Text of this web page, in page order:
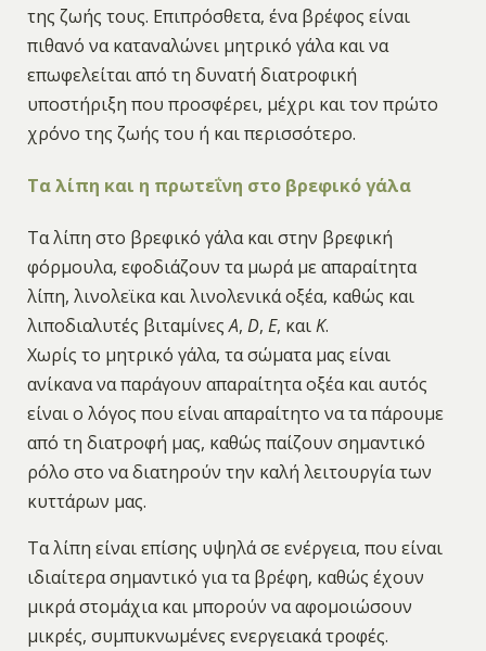
της ζωής τους. Επιπρόσθετα, ένα βρέφος είναι
πιθανό να καταναλώνει μητρικό γάλα και να
επωφελείται από τη δυνατή διατροφική
υποστήριξη που προσφέρει, μέχρι και τον πρώτο
χρόνο της ζωής του ή και περισσότερο.
Τα λίπη και η πρωτεΐνη στο βρεφικό γάλα
Τα λίπη στο βρεφικό γάλα και στην βρεφική
φόρμουλα, εφοδιάζουν τα μωρά με απαραίτητα
λίπη, λινολεϊκα και λινολενικά οξέα, καθώς και
λιποδιαλυτές βιταμίνεςΑ, D, E, καιΚ.
Χωρίς το μητρικό γάλα, τα σώματα μας είναι
ανίκανα να παράγουν απαραίτητα οξέα και αυτός
είναι ο λόγος που είναι απαραίτητο να τα πάρουμε
από τη διατροφή μας, καθώς παίζουν σημαντικό
ρόλο στο να διατηρούν την καλή λειτουργία των
κυττάρων μας.
Τα λίπη είναι επίσης υψηλά σε ενέργεια, που είναι
ιδιαίτερα σημαντικό για τα βρέφη, καθώς έχουν
μικρά στομάχια και μπορούν να αφομοιώσουν
μικρές, συμπυκνωμένες ενεργειακά τροφές.